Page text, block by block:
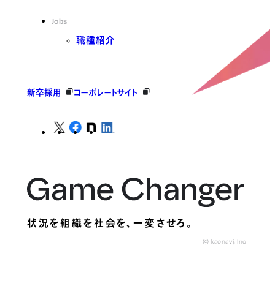
Jobs
職種紹介
新卒採用 コーポレートサイト
状況を組織を社会を、一変させろ。
© kaonavi, Inc